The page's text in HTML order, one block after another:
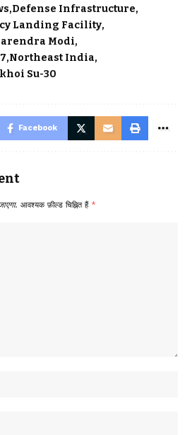
Defense Infrastructure
Landing Facility
Modi
Northeast India
Su-30
Facebook
आवश्यक फ़ील्ड चिह्नित हैं *